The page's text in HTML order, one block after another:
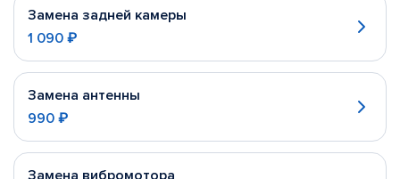
Замена задней камеры
1 090 ₽
Замена антенны
990 ₽
Замена вибромотора